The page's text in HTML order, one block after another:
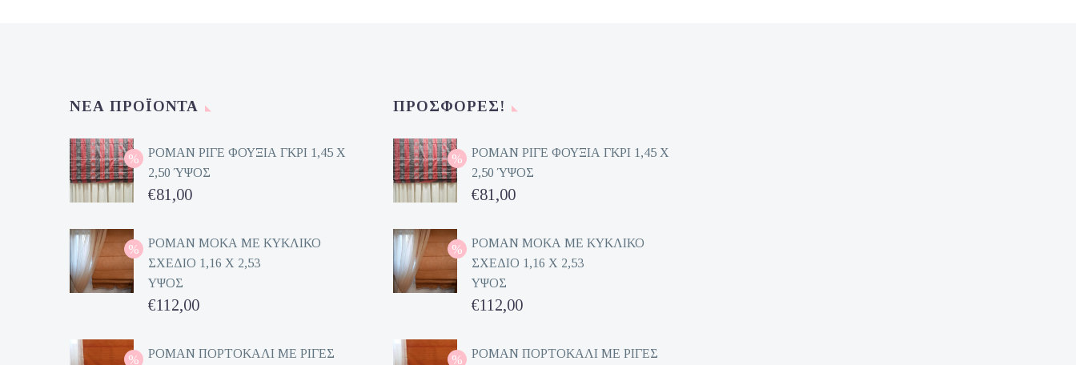
ΝΈΑ ΠΡΟΪΌΝΤΑ
ΡΟΜΑΝ ΡΙΓΕ ΦΟΥΞΙΑ ΓΚΡΙ 1,45 Χ
2,50 ΎΨΟΣ
Original
was:
€162,00.
€81,00
τρέχουσα
τιμή
είναι:
€81,00.
ΡΟΜΑΝ ΜΟΚΑ ΜΕ ΚΥΚΛΙΚΟ
ΣΧΕΔΙΟ 1,16 Χ 2,53
ΥΨΟΣ
Original
was:
€112,00
τρέχουσα
ΡΟΜΑΝ ΠΟΡΤΟΚΑΛΙ ΜΕ ΡΙΓΕΣ
ΠΡΟΣΦΟΡΈΣ!
ΡΟΜΑΝ ΡΙΓΕ ΦΟΥΞΙΑ ΓΚΡΙ 1,45 Χ
2,50 ΎΨΟΣ
Original
was:
€162,00.
€81,00
τρέχουσα
τιμή
είναι:
€81,00.
ΡΟΜΑΝ ΜΟΚΑ ΜΕ ΚΥΚΛΙΚΟ
ΣΧΕΔΙΟ 1,16 Χ 2,53
ΥΨΟΣ
Original
was:
€112,00
τρέχουσα
ΡΟΜΑΝ ΠΟΡΤΟΚΑΛΙ ΜΕ ΡΙΓΕΣ